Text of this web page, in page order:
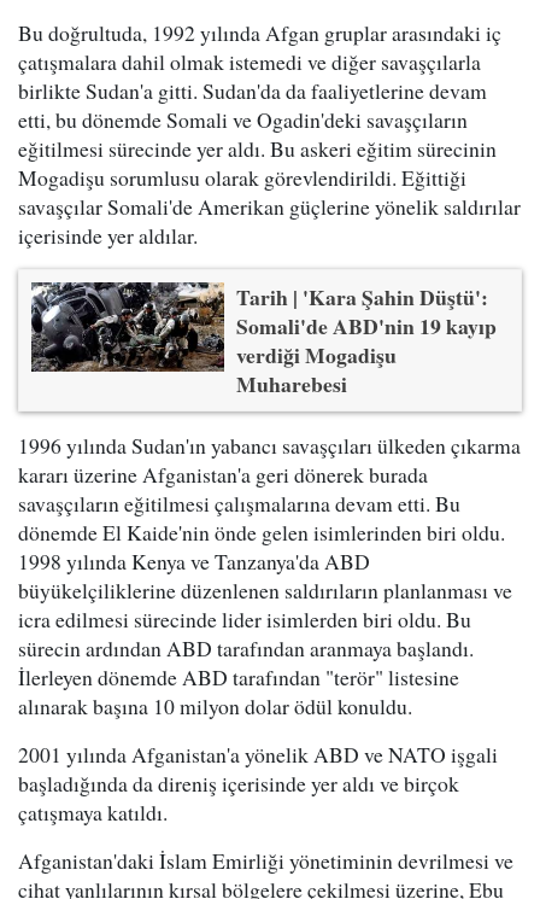
Bu doğrultuda, 1992 yılında Afgan gruplar arasındaki iç
çatışmalara dahil olmak istemedi ve diğer savaşçılarla
birlikte Sudan'a gitti. Sudan'da da faaliyetlerine devam
etti, bu dönemde Somali ve Ogadin'deki savaşçıların
eğitilmesi sürecinde yer aldı. Bu askeri eğitim sürecinin
Mogadişu sorumlusu olarak görevlendirildi. Eğittiği
savaşçılar Somali'de Amerikan güçlerine yönelik saldırılar
içerisinde yer aldılar.
Tarih | 'Kara Şahin Düştü':
Somali'de ABD'nin 19 kayıp
verdiği Mogadişu
Muharebesi
1996 yılında Sudan'ın yabancı savaşçıları ülkeden çıkarma
kararı üzerine Afganistan'a geri dönerek burada
savaşçıların eğitilmesi çalışmalarına devam etti. Bu
dönemde El Kaide'nin önde gelen isimlerinden biri oldu.
1998 yılında Kenya ve Tanzanya'da ABD
büyükelçiliklerine düzenlenen saldırıların planlanması ve
icra edilmesi sürecinde lider isimlerden biri oldu. Bu
sürecin ardından ABD tarafından aranmaya başlandı.
İlerleyen dönemde ABD tarafından "terör" listesine
alınarak başına 10 milyon dolar ödül konuldu.
2001 yılında Afganistan'a yönelik ABD ve NATO işgali
başladığında da direniş içerisinde yer aldı ve birçok
çatışmaya katıldı.
Afganistan'daki İslam Emirliği yönetiminin devrilmesi ve
cihat yanlılarının kırsal bölgelere çekilmesi üzerine, Ebu